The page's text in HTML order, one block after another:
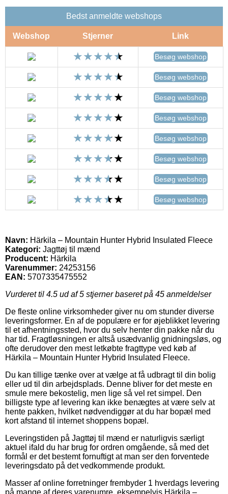
Bedst anmeldte webshops
Webshop Stjerner Link
Besøg webshop
Besøg webshop
Besøg webshop
Besøg webshop
Besøg webshop
Besøg webshop
Besøg webshop
Besøg webshop
Navn: Härkila – Mountain Hunter Hybrid Insulated Fleece
Kategori: Jagttøj til mænd
Producent: Härkila
Varenummer: 24253156
EAN: 5707335475552
Vurderet til 4.5 ud af 5 stjerner baseret på 45 anmeldelser
De fleste online virksomheder giver nu om stunder diverse
leveringsformer. En af de populære er for øjeblikket levering
til et afhentningssted, hvor du selv henter din pakke når du
har tid. Fragtløsningen er altså usædvanlig gnidningsløs, og
ofte derudover den mest letkøbte fragttype ved køb af
Härkila – Mountain Hunter Hybrid Insulated Fleece.
Du kan tillige tænke over at vælge at få udbragt til din bolig
eller ud til din arbejdsplads. Denne bliver for det meste en
smule mere bekostelig, men lige så vel ret simpel. Den
billigste type af levering kan ikke benægtes at være selv at
hente pakken, hvilket nødvendiggør at du har bopæl med
kort afstand til internet shoppens bopæl.
Leveringstiden på Jagttøj til mænd er naturligvis særligt
aktuel ifald du har brug for ordren omgående, så med det
formål er det bestemt fornuftigt at man ser den forventede
leveringsdato på det vedkommende produkt.
Masser af online forretninger frembyder 1 hverdags levering
på mange af deres varenumre, eksempelvis Härkila –